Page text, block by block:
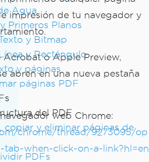
Agua
Primeros Planos
y Bitmap
y Rectángulo
y páginas
páginas PDF
del PDF
copiar y eliminar páginas de
PDFs
impresión de tu navegador y
o Apple Preview,
abren en una nueva pestaña
web Chrome:
chrome/thread/9273095/op
when-click-on-a-link?hl=en